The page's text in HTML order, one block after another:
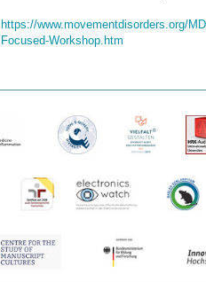
https://www.movementdisorders.org/
Focused-Workshop.htm